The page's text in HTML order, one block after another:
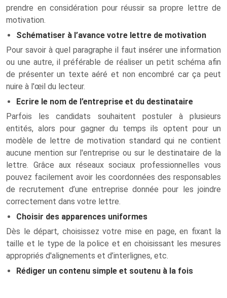
prendre en considération pour réussir sa propre lettre de
motivation.
Schématiser à l’avance votre lettre de motivation
Pour savoir à quel paragraphe il faut insérer une information
ou une autre, il préférable de réaliser un petit schéma afin
de présenter un texte aéré et non encombré car ça peut
nuire à l'œil du lecteur.
Ecrire le nom de l’entreprise et du destinataire
Parfois les candidats souhaitent postuler à plusieurs
entités, alors pour gagner du temps ils optent pour un
modèle de lettre de motivation standard qui ne contient
aucune mention sur l'entreprise ou sur le destinataire de la
lettre. Grâce aux réseaux sociaux professionnelles vous
pouvez facilement avoir les coordonnées des responsables
de recrutement d’une entreprise donnée pour les joindre
correctement dans votre lettre.
Choisir des apparences uniformes
Dès le départ, choisissez votre mise en page, en fixant la
taille et le type de la police et en choisissant les mesures
appropriés d'alignements et d’interlignes, etc.
Rédiger un contenu simple et soutenu à la fois